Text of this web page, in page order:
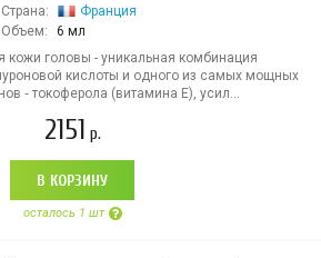
Страна:
Франция
Объем:
6 мл
кожи головы - уникальная комбинация
кислоты и одного из самых мощных
‐ токоферола (витамина Е), усил...
2151 р.
В КОРЗИНУ
осталось 1 шт